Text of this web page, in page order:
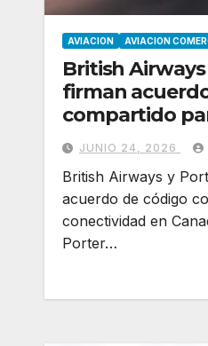
AVIACION AVIACION
British
firman
compartido
conectividad
JUNIO 24, 2026
British Airways y
acuerdo de código
conectividad en
Porter…